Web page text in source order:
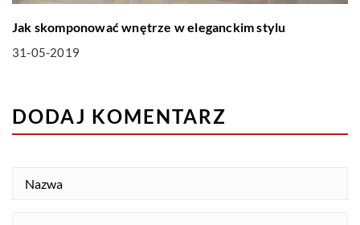
Jak skomponować wnętrze w eleganckim stylu
31-05-2019
DODAJ KOMENTARZ